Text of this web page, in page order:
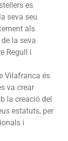
es
seva seu
als
la seva
Regull i
Vilafranca és
va crear
la creació del
estatuts, per
i